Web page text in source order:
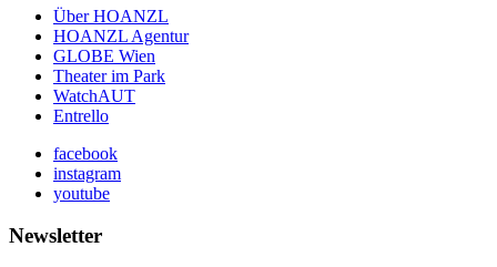
Über HOANZL
HOANZL Agentur
GLOBE Wien
Theater im Park
WatchAUT
Entrello
facebook
instagram
youtube
Newsletter